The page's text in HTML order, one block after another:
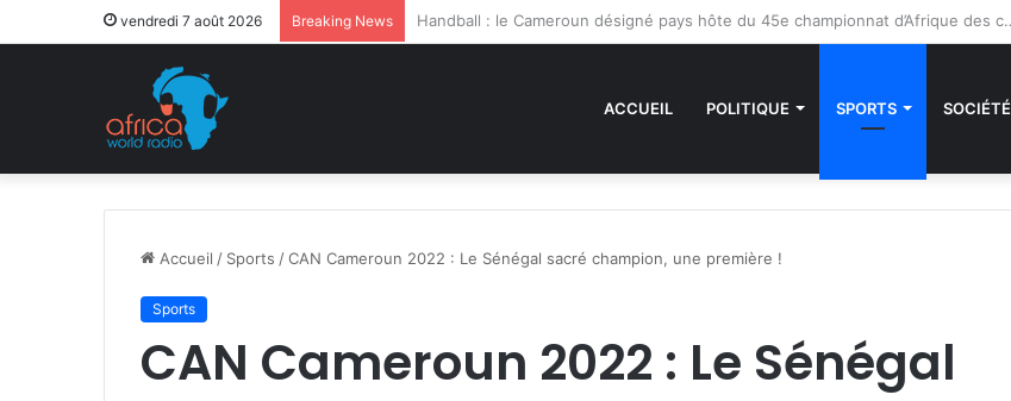
vendredi 7 août 2026 Breaking News Après la levée des sanctions de la CEDEAO : Le Bénin tend la main au Niger
ACCUEIL POLITIQUE SPORTS SOCIÉTÉ
Accueil / Sports /CAN Cameroun 2022 : Le Sénégal sacré champion, une première !
Sports
CAN Cameroun 2022 : Le Sénégal